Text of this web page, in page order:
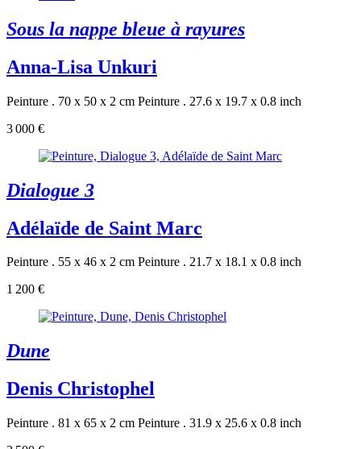
Sous la nappe bleue à rayures
Anna-Lisa Unkuri
Peinture . 70 x 50 x 2 cm Peinture . 27.6 x 19.7 x 0.8 inch
3 000 €
Dialogue 3
Adélaïde de Saint Marc
Peinture . 55 x 46 x 2 cm Peinture . 21.7 x 18.1 x 0.8 inch
1 200 €
Dune
Denis Christophel
Peinture . 81 x 65 x 2 cm Peinture . 31.9 x 25.6 x 0.8 inch